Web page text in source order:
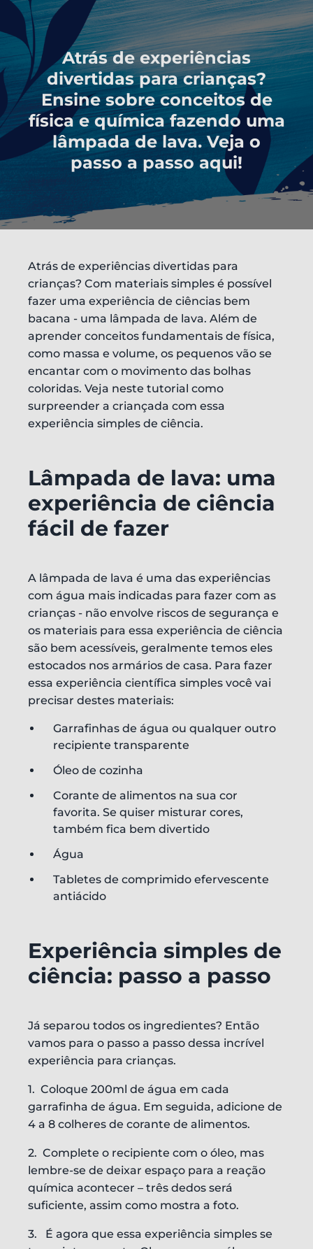
Atrás de experiências
divertidas para crianças?
Ensine sobre conceitos de
física e química fazendo uma
lâmpada de lava. Veja o
passo a passo aqui!
Atrás de experiências divertidas para
crianças? Com materiais simples é possível
fazer uma experiência de ciências bem
bacana - uma lâmpada de lava. Além de
aprender conceitos fundamentais de física,
como massa e volume, os pequenos vão se
encantar com o movimento das bolhas
coloridas. Veja neste tutorial como
surpreender a criançada com essa
experiência simples de ciência.
Lâmpada de lava: uma
experiência de ciência
fácil de fazer
A lâmpada de lava é uma das experiências
com água mais indicadas para fazer com as
crianças - não envolve riscos de segurança e
os materiais para essa experiência de ciência
são bem acessíveis, geralmente temos eles
estocados nos armários de casa. Para fazer
essa experiência científica simples você vai
precisar destes materiais:
Garrafinhas de água ou qualquer outro
recipiente transparente
Óleo de cozinha
Corante de alimentos na sua cor
favorita. Se quiser misturar cores,
também fica bem divertido
Água
Tabletes de comprimido efervescente
antiácido
Experiência simples de
ciência: passo a passo
Já separou todos os ingredientes? Então
vamos para o passo a passo dessa incrível
experiência para crianças.
1. Coloque 200ml de água em cada
garrafinha de água. Em seguida, adicione de
4 a 8 colheres de corante de alimentos.
2. Complete o recipiente com o óleo, mas
lembre-se de deixar espaço para a reação
química acontecer – três dedos será
suficiente, assim como mostra a foto.
3. É agora que essa experiência simples se